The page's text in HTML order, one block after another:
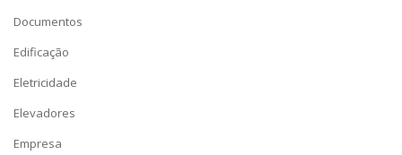
Documentos
Edificação
Eletricidade
Elevadores
Empresa